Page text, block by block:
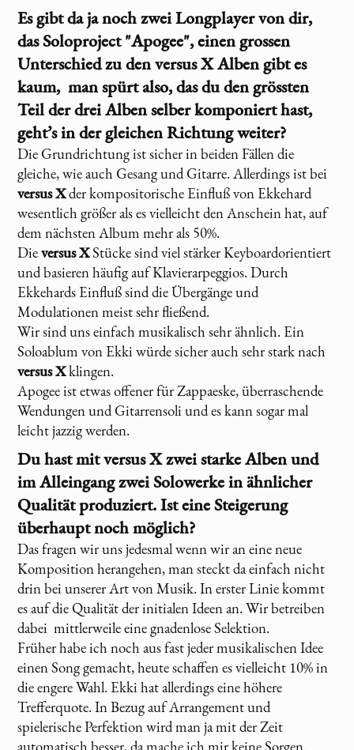
Es gibt da ja noch zwei Longplayer von dir,
das Soloproject "Apogee", einen grossen
Unterschied zu denversus XAlben gibt es
kaum, man spürt also, das du den grössten
Teil der drei Alben selber komponiert hast,
geht’s in der gleichen Richtung weiter?
Die Grundrichtung ist sicher in beiden Fällen die
gleiche, wie auch Gesang und Gitarre. Allerdings ist bei
versus Xder kompositorische Einfluß von Ekkehard
wesentlich größer als es vielleicht den Anschein hat, auf
dem nächsten Album mehr als 50%.
Dieversus XStücke sind viel stärker Keyboardorientiert
und basieren häufig auf Klavierarpeggios. Durch
Ekkehards Einfluß sind die Übergänge und
Modulationen meist sehr fließend.
Wir sind uns einfach musikalisch sehr ähnlich. Ein
Soloablum von Ekki würde sicher auch sehr stark nach
versus Xklingen.
Apogee ist etwas offener für Zappaeske, überraschende
Wendungen und Gitarrensoli und es kann sogar mal
leicht jazzig werden.
Du hast mitversus Xzwei starke Alben und
im Alleingang zwei Solowerke in ähnlicher
Qualität produziert. Ist eine Steigerung
überhaupt noch möglich?
Das fragen wir uns jedesmal wenn wir an eine neue
Komposition herangehen, man steckt da einfach nicht
drin bei unserer Art von Musik. In erster Linie kommt
es auf die Qualität der initialen Ideen an. Wir betreiben
dabei mittlerweile eine gnadenlose Selektion.
Früher habe ich noch aus fast jeder musikalischen Idee
einen Song gemacht, heute schaffen es vielleicht 10% in
die engere Wahl. Ekki hat allerdings eine höhere
Trefferquote. In Bezug auf Arrangement und
spielerische Perfektion wird man ja mit der Zeit